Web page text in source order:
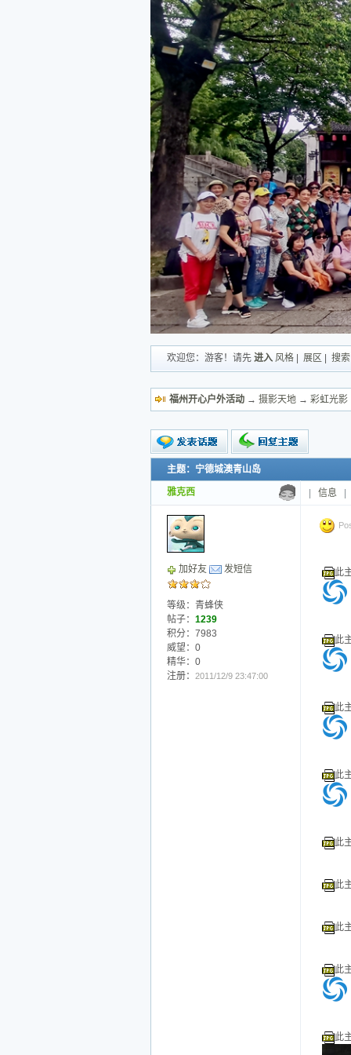
欢迎您：游客！请先 进入 风格 展区 搜索
福州开心户外活动→ 摄影天地→ 彩虹光影
新的主题
投票帖
交易帖
小字报
主题：宁德城澳青山岛
雅克西 信息
加好友 发短信
等级：青蜂侠
帖子： 1239
积分：7983
威望：0
精华：0
注册： 2011/12/9 23:47:00
此
此
此
此